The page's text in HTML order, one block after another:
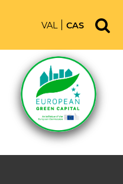
VAL CAS